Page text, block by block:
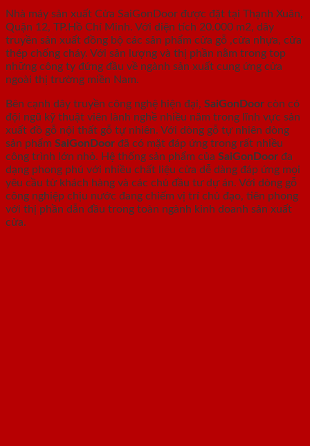
Nhà máy sản xuất Cửa SaiGonDoor được đặt tại Thạnh Xuân,
Quận 12, TP.Hồ Chí Minh. Với diện tích 20.000 m2, dây
truyền sản xuất đồng bộ các sản phẩm cửa gỗ ,cửa nhựa, cửa
thép chống cháy. Với sản lượng và thị phần nằm trong top
những công ty đứng đầu về ngành sản xuất cung ứng cửa
ngoài thị trường miền Nam.
Bên cạnh dây truyền công nghệ hiện đại, SaiGonDoor còn có
đội ngũ kỹ thuật viên lành nghề nhiều năm trong lĩnh vực sản
xuất đồ gỗ nội thất gỗ tự nhiên. Với dòng gỗ tự nhiên dòng
sản phẩm SaiGonDoor đã có mặt đáp ứng trong rất nhiều
công trình lớn nhỏ. Hệ thống sản phẩm của SaiGonDoor đa
dạng phong phú với nhiều chất liệu cửa dễ dàng đáp ứng mọi
yêu cầu từ khách hàng và các chủ đầu tư dự án. Với dòng gỗ
công nghiệp chịu nước đang chiếm vị trí chủ đạo, tiên phong
với thị phần dẫn đầu trong toàn ngành kinh doanh sản xuất
cửa.